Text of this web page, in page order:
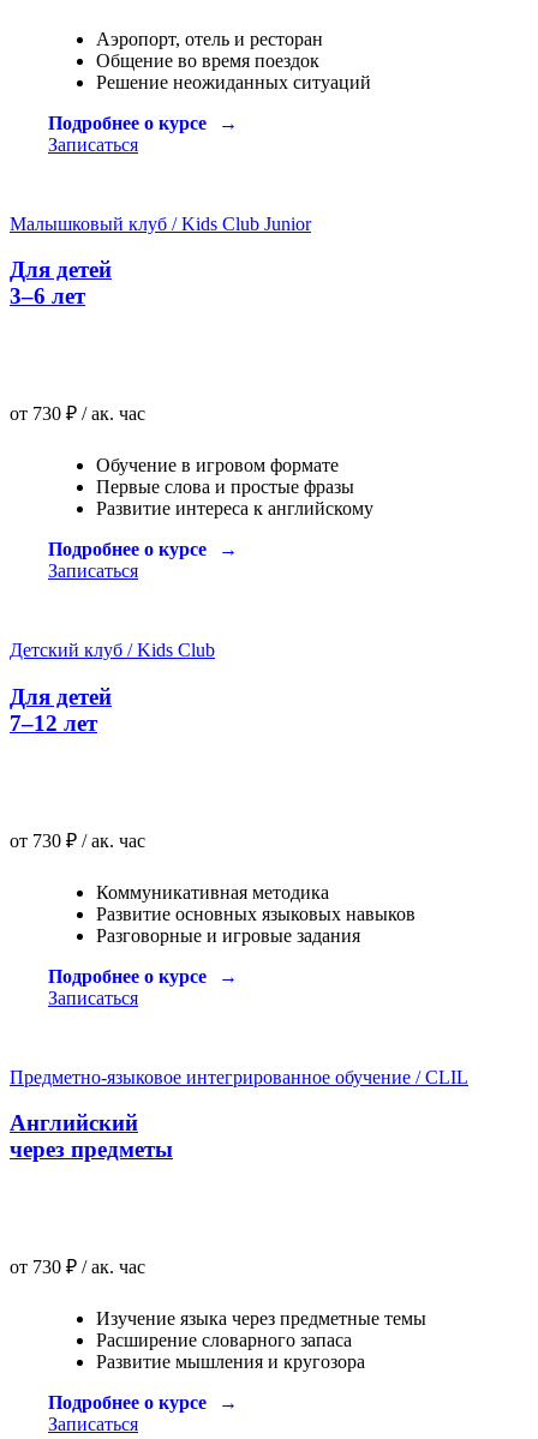
Аэропорт, отель и ресторан
Общение во время поездок
Решение неожиданных ситуаций
Подробнее о курсе
Записаться
Малышковый клуб / Kids Club Junior
Для детей
3–6 лет
от 730 ₽ / ак. час
Обучение в игровом формате
Первые слова и простые фразы
Развитие интереса к английскому
Подробнее о курсе
Записаться
Детский клуб / Kids Club
Для детей
7–12 лет
от 730 ₽ / ак. час
Коммуникативная методика
Развитие основных языковых навыков
Разговорные и игровые задания
Подробнее о курсе
Записаться
Предметно-языковое интегрированное обучение / CLIL
Английский
через предметы
от 730 ₽ / ак. час
Изучение языка через предметные темы
Расширение словарного запаса
Развитие мышления и кругозора
Подробнее о курсе
Записаться